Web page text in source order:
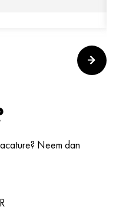
Neem dan